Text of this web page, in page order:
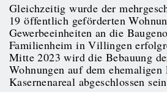
Gleichzeitig wurde der
19 öffentlich geförderten
Gewerbeeinheiten an die
Familienheim in Villingen
Mitte 2023 wird die Bebauung
Wohnungen auf dem ehemaligen
Kasernenareal abgeschlossen